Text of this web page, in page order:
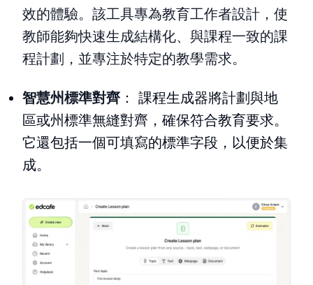
效的體驗。該工具專為教育工作者設計，使
教師能夠快速生成結構化、與課程一致的課
程計劃，並專注於特定的教學需求。
智慧州標準對齊： 課程生成器將計劃與地
區或州標準無縫對齊，確保符合教育要求。
它還包括一個可填寫的標準字段，以便於集
成。